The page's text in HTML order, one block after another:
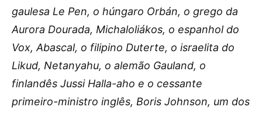
gaulesa Le Pen, o húngaro Orbán, o grego da
Aurora Dourada, Michaloliákos, o espanhol do
Vox, Abascal, o filipino Duterte, o israelita do
Likud, Netanyahu, o alemão Gauland, o
finlandês Jussi Halla-aho e o cessante
primeiro-ministro inglês, Boris Johnson, um dos